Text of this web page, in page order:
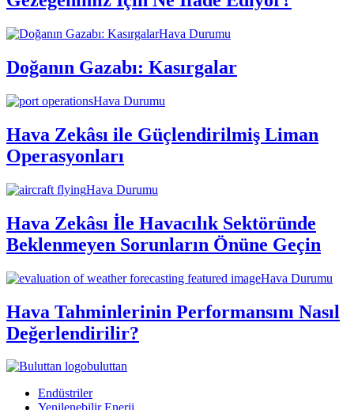
Hava Durumu
Doğanın Gazabı: Kasırgalar
Hava Durumu
Hava Zekâsı ile Güçlendirilmiş Liman
Operasyonları
Hava Durumu
Hava Zekâsı İle Havacılık Sektöründe
Beklenmeyen Sorunların Önüne Geçin
Hava Durumu
Hava Tahminlerinin Performansını Nasıl
Değerlendirilir?
buluttan
Endüstriler